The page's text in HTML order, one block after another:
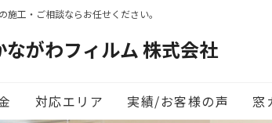
施工・ご相談ならお任せください。
ながわフィルム 株式会社
対応エリア 実績/お客様の声 窓